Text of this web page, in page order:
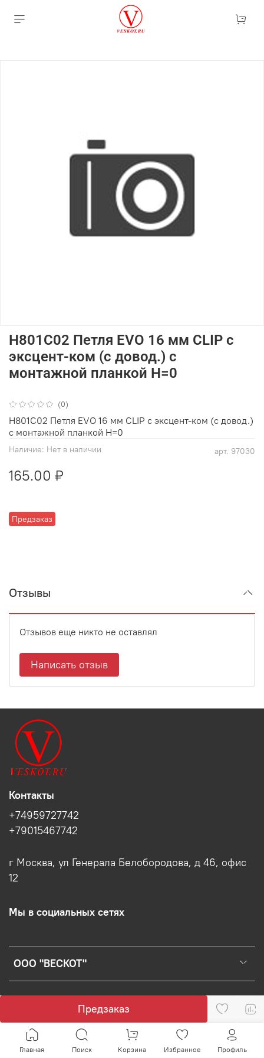
(0)
арт. 97030
Наличие: Нет в наличии
Предзаказ
H801C02 Петля EVO 16 мм CLIP с
эксцент-ком (с довод.) с
монтажной планкой Н=0
165.00 ₽
Предзаказ
H801C02 Петля EVO 16 мм CLIP с эксцент-ком (с довод.)
с монтажной планкой Н=0
Отзывы
Отзывов еще никто не оставлял
Написать отзыв
ООО "ВЕСКОТ"
Контакты
+74959727742
+79015467742
г Москва, ул Генерала Белобородова, д 46, офис
12
Мы в социальных сетях
Главная Поиск Корзина Избранное Профиль